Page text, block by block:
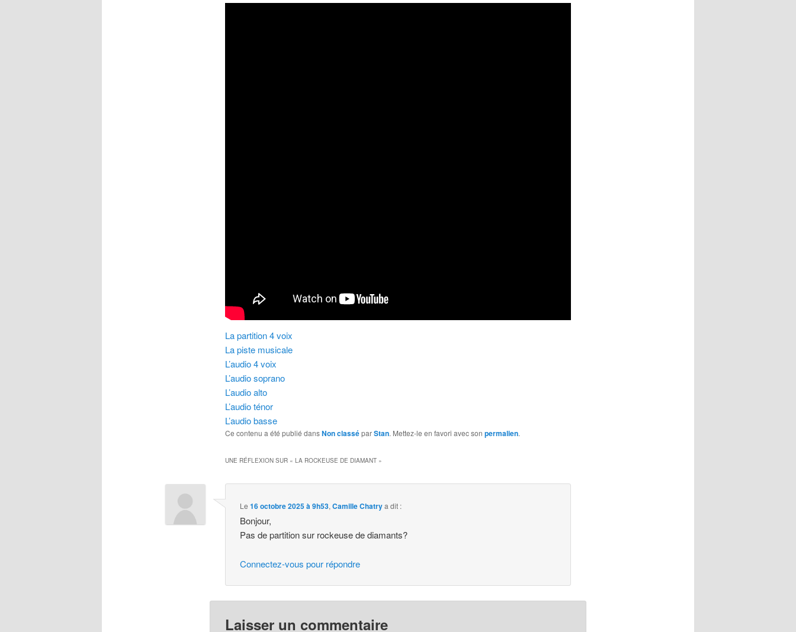
La partition 4 voix
La piste musicale
L’audio 4 voix
L’audio soprano
L’audio alto
L’audio ténor
L’audio basse
Ce contenu a été publié dansNon classéparStan. Mettez-le en favori avec son permalien.
UNE RÉFLEXION SUR « LA ROCKEUSE DE DIAMANT»
Le16 octobre 2025 à 9h53,Camille Chatrya dit :
Bonjour,
Pas de partition sur rockeuse de diamants?
Connectez-vous pour répondre
Laisser un commentaire